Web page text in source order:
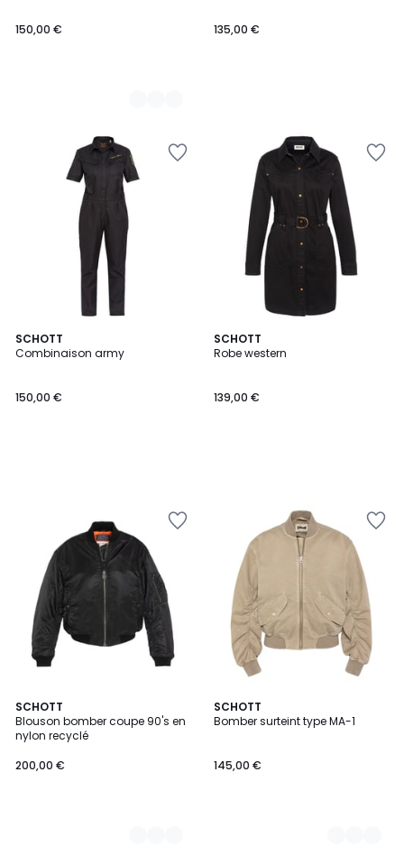
150,00 € 135,00 €
SCHOTT
Combinaison army
150,00 €
SCHOTT
Robe western
139,00 €
SCHOTT
Blouson bomber coupe 90's en
nylon recyclé
200,00 €
2
Couleurs
SCHOTT
Bomber surteint type MA-1
145,00 €
2
Couleurs